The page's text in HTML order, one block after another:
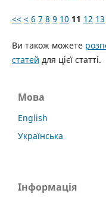
<< < 6 7 8 9 10 11 12 13
Ви також можете
статей для цієї статті.
Мова
English
Українська
Інформація